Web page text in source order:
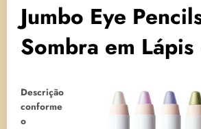
Jumbo Eye
Sombra em
Descrição
conforme
o